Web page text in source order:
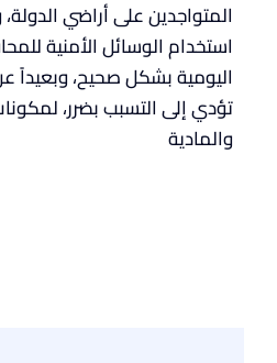
المتواجدين على أراضي
استخدام الوسائل الأمنية
اليومية بشكل صحيح، وبعيداً
تؤدي إلى التسبب بضرر،
والمادية